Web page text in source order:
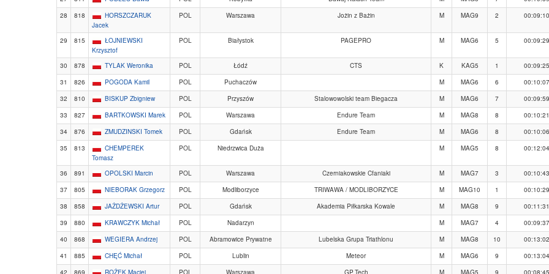
28
818
HORSZCZARUK
Jacek
POL Warszawa Jożin z Bażin M MAG9 2 00:09:10
29 815
ŁOJNIEWSKI
Krzysztof
POL Białystok PAGEPRO M MAG6 5 00:09:29
30 878 TYLAK Weronika POL Łódź CTS K KAG5 1
00:09:25
31
826 POGODA Kamil POL Puchaczów M MAG6 6
00:10:07
32
810 BISKUP Zbigniew POL Przyszów Stalowowolski team Biegacza M MAG6 7
00:09:59
33
827 BARTKOWSKI Marek POL Warszawa Endure Team M MAG8 8
00:10:21
34
876 ZMUDZINSKI Tomek POL Gdańsk Endure Team M MAG6 8
00:10:06
35
813
CHEMPEREK
Tomasz
POL Niedrzwica Duża M MAG5 8 00:12:04
36 891 OPOLSKI Marcin POL Warszawa Czerniakowskie Cfaniaki M MAG7 3
00:10:43
37
805 NIEBORAK Grzegorz POL Modliborzyce TRIWAWA / MODLIBORZYCE M MAG10 1
00:10:29
38
858 JAŻDŻEWSKI Artur POL Gdańsk Akademia Piłkarska Kowale M MAG8 9
00:11:31
39
880 KRAWCZYK Michał POL Nadarzyn M MAG7 4
00:09:37
40
868 WEGIERA Andrzej POL Abramowice Prywatne Lubelska Grupa Triathlonu M MAG8 10
00:13:02
41
885 CHĘĆ Michał POL Lublin Meteor M MAG6 9
00:13:04
42
869 ROŻEK Maciej POL Warszawa GP.Tech M MAG5 9 00:08:45